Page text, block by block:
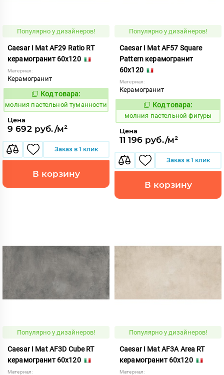
Популярно у дизайнеров!
Caesar I Mat AF29 Ratio RT
керамогранит 60x120
Материал:
Керамогранит
1008734
Код товара:
молния пастельной туманности
Цена
9 692 руб./м²
Заказ в 1 клик
В корзину
Популярно у дизайнеров!
Caesar I Mat AF57 Square
Pattern керамогранит
60x120
Материал:
Керамогранит
1008740
Код товара:
молния пастельной фигуры
Цена
11 196 руб./м²
Заказ в 1 клик
В корзину
Популярно у дизайнеров!
Caesar I Mat AF3D Cube RT
керамогранит 60x120
Материал:
Популярно у дизайнеров!
Caesar I Mat AF3A Area RT
керамогранит 60x120
Материал: